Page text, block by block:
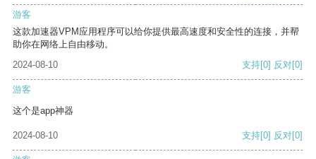
游客
这款加速器VPM应用程序可以给你提供最高速度和安全性的连接，并帮
助你在网络上自由移动。
2024-08-10
支持[0] 反对[0]
游客
这个是app神器
2024-08-10 支持[0] 反对[0]